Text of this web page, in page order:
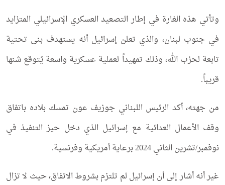
وتأتي هذه الغارة في إطار التصعيد العسكري الإسرائيلي المتزايد
في جنوب لبنان، والذي تعلن إسرائيل أنه يستهدف بنى تحتية
تابعة لحزب الله، وذلك تمهيداً لعملية عسكرية واسعة يُتوقع شنها
قريباً.
من جهته، أكد الرئيس اللبناني جوزيف عون تمسك بلاده باتفاق
وقف الأعمال العدائية مع إسرائيل الذي دخل حيز التنفيذ في
نوفمبر/تشرين الثاني 2024 برعاية أمريكية وفرنسية.
غير أنه أشار إلى أن إسرائيل لم تلتزم بشروط الاتفاق، حيث لا تزال